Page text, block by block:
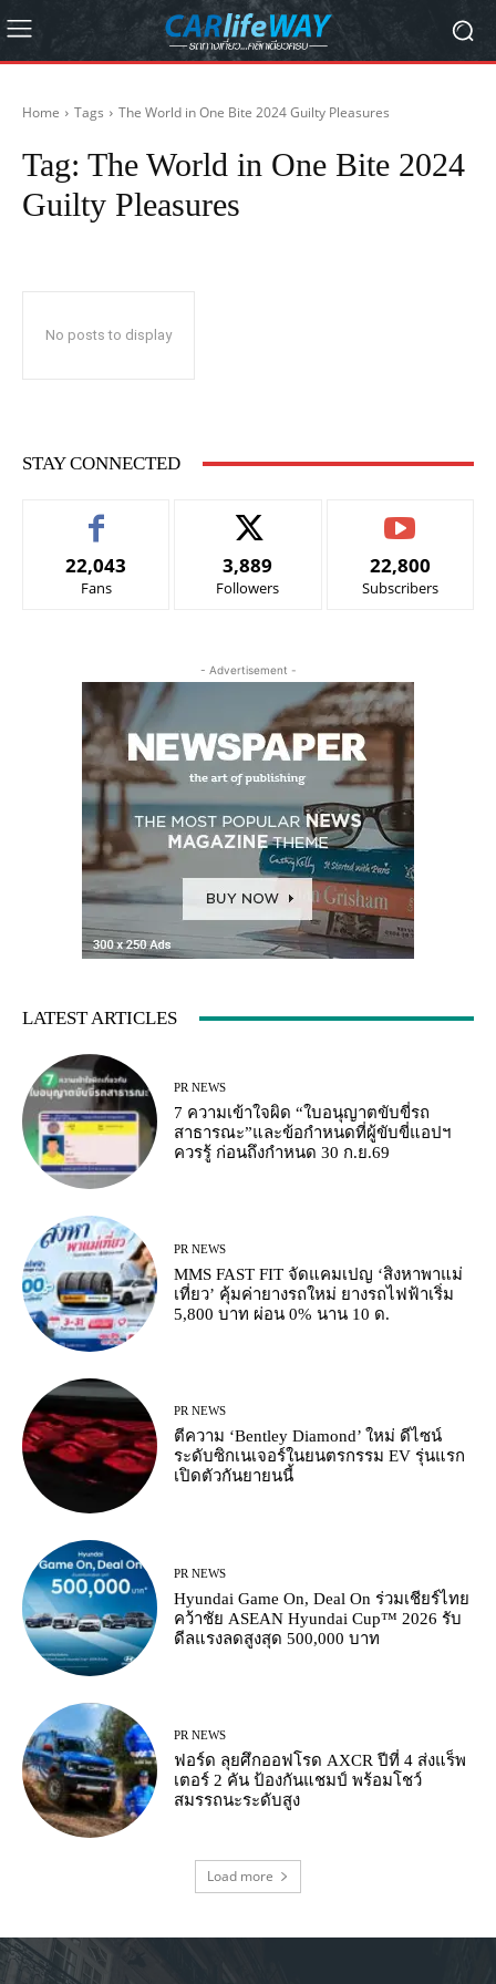
Home Tags The World in One Bite 2024 Guilty Pleasures
Tag: The World in One Bite 2024
Guilty Pleasures
No posts to display
STAY CONNECTED
22,043
Fans
3,889
Followers
22,800
Subscribers
- Advertisement -
LATEST ARTICLES
PR NEWS
7 ความเข้าใจผิด “ใบอนุญาตขับขี่รถ
สาธารณะ”และข้อกำหนดที่ผู้ขับขี่แอปฯ
ควรรู้ ก่อนถึงกำหนด 30 ก.ย.69
PR NEWS
MMS FAST FIT จัดแคมเปญ ‘สิงหาพาแม่
เที่ยว’ คุ้มค่ายางรถใหม่ ยางรถไฟฟ้าเริ่ม
5,800 บาท ผ่อน 0% นาน 10 ด.
PR NEWS
ตีความ ‘Bentley Diamond’ ใหม่ ดีไซน์
ระดับซิกเนเจอร์ในยนตรกรรม EV รุ่นแรก
เปิดตัวกันยายนนี้
PR NEWS
Hyundai Game On, Deal On ร่วมเชียร์ไทย
คว้าชัย ASEAN Hyundai Cup™ 2026 รับ
ดีลแรงลดสูงสุด 500,000 บาท
PR NEWS
ฟอร์ด ลุยศึกออฟโรด AXCR ปีที่ 4 ส่งแร็พ
เตอร์ 2 คัน ป้องกันแชมป์ พร้อมโชว์
สมรรถนะระดับสูง
Load more